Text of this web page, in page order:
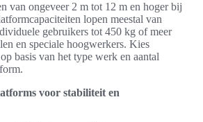
van ongeveer 2 m tot 12 m en hoger bij
lopen meestal van
gebruikers tot 450 kg of meer
en speciale hoogwerkers. Kies
basis van het type werk en aantal
voor stabiliteit en